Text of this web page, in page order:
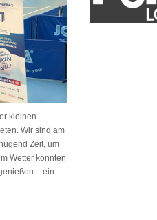
kleinen
Wir sind am
Zeit, um
Wetter konnten
– ein